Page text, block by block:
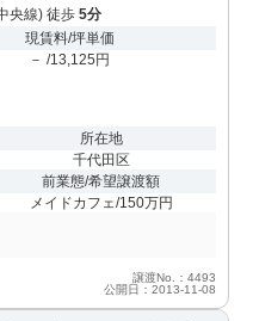
央線) 徒歩 5分
現賃料/坪単価
－ /13,125円
所在地
千代田区
前業態/希望譲渡額
メイドカフェ/150万円
譲渡No.：4493
公開日：2013-11-08